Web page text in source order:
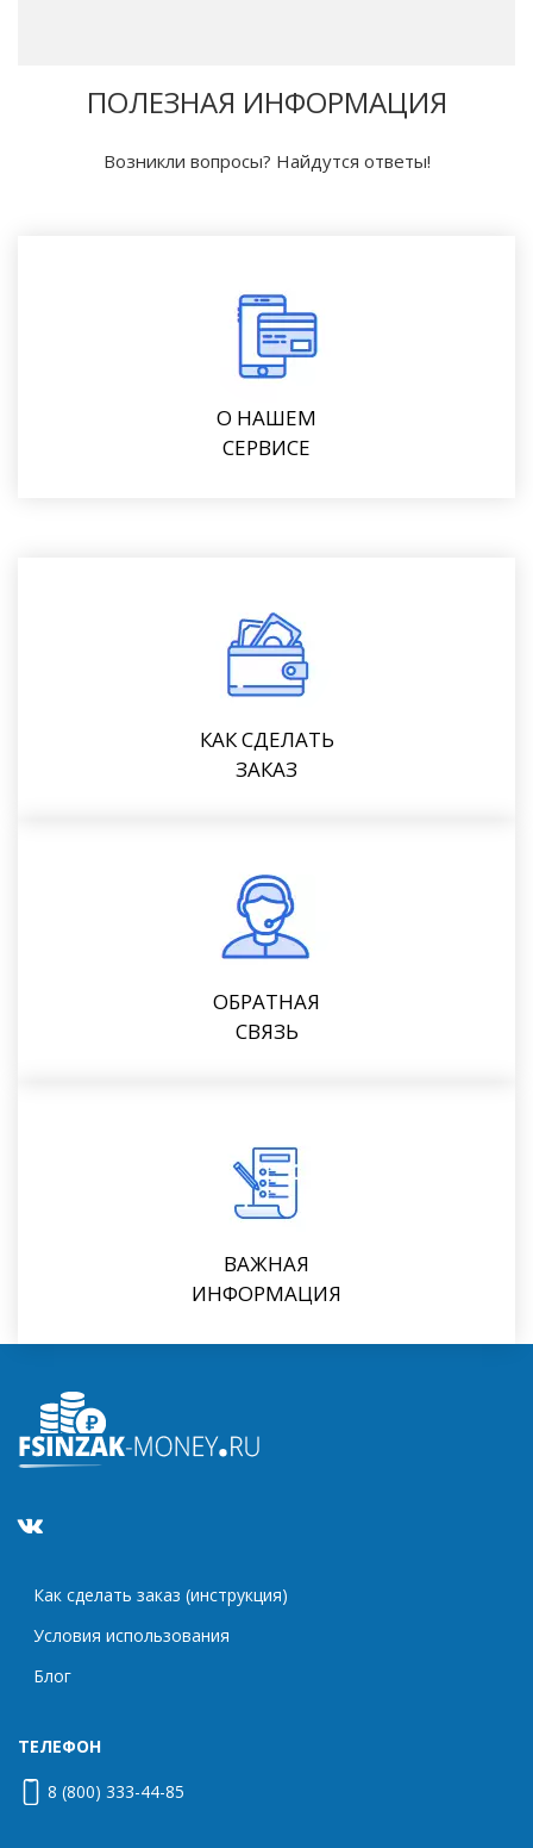
ПОЛЕЗНАЯ ИНФОРМАЦИЯ
Возникли вопросы? Найдутся ответы!
О НАШЕМ
СЕРВИСЕ
КАК СДЕЛАТЬ
ЗАКАЗ
ОБРАТНАЯ
СВЯЗЬ
ВАЖНАЯ
ИНФОРМАЦИЯ
Как сделать заказ (инструкция)
Условия использования
Блог
ТЕЛЕФОН
8 (800) 333-44-85